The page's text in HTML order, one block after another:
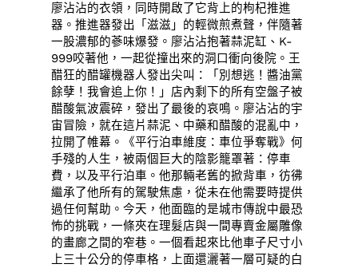
廖沾沾的衣領，同時開啟了它背上的枸杞推進
器。推進器發出「滋滋」的輕微煎煮聲，伴隨著
一股濃郁的蔘味爆發。廖沾沾抱著蒜泥缸、K-
999咬著他，一起從撞出來的洞口衝向後院。王
醋狂的醋罐機器人發出尖叫：「別想逃！醬油黨
餘孽！我會追上你！」店內剩下的所有空盤子被
醋酸氣波震碎，發出了最後的哀鳴。廖沾沾的宇
宙冒險，就在這片蒜泥、中藥和醋酸的混亂中，
拉開了帷幕。《平行泊車維度：車位爭奪戰》何
手殘的人生，被兩個巨大的陰影籠罩著：停車
費，以及平行泊車。他那輛老舊的掀背車，彷彿
繼承了他所有的駕駛焦慮，從未在他需要時提供
過任何幫助。今天，他面臨的是城市傳說中最恐
怖的挑戰，一條夾在理髮店與一間專賣金屬雕像
的畫廊之間的窄巷。一個看起來比他車子尺寸小
上三十公分的停車格，上面還灑著一層可疑的白